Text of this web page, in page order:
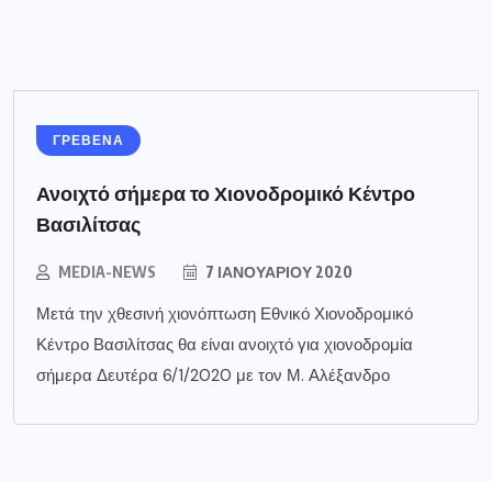
ΓΡΕΒΕΝΑ
Ανοιχτό σήμερα το Χιονοδρομικό Κέντρο
Βασιλίτσας
MEDIA-NEWS 7 ΙΑΝΟΥΑΡΊΟΥ 2020
Μετά την χθεσινή χιονόπτωση Εθνικό Χιονοδρομικό
Κέντρο Βασιλίτσας θα είναι ανοιχτό για χιονοδρομία
σήμερα Δευτέρα 6/1/2020 με τον Μ. Αλέξανδρο